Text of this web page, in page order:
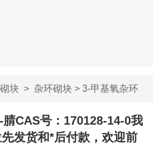
块> 杂环砌块> 3-甲基氧杂环
CAS号：170128-14-0我
发货和*后付款，欢迎前